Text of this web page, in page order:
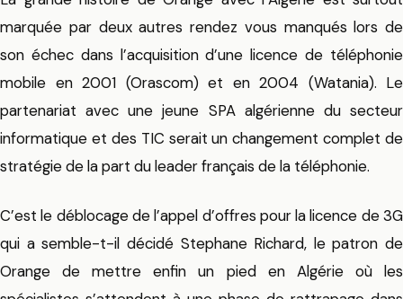
marquée par deux autres rendez vous manqués lors de
son échec dans l’acquisition d’une licence de téléphonie
mobile en 2001 (Orascom) et en 2004 (Watania). Le
partenariat avec une jeune SPA algérienne du secteur
informatique et des TIC serait un changement complet de
stratégie de la part du leader français de la téléphonie.
C’est le déblocage de l’appel d’offres pour la licence de 3G
qui a semble-t-il décidé Stephane Richard, le patron de
Orange de mettre enfin un pied en Algérie où les